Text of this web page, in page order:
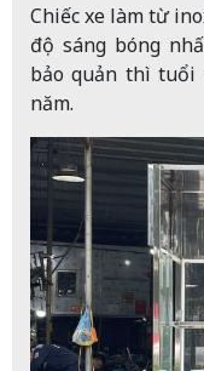
Chiếc xe làm từ
độ sáng bóng
bảo quản thì tuổi
năm.